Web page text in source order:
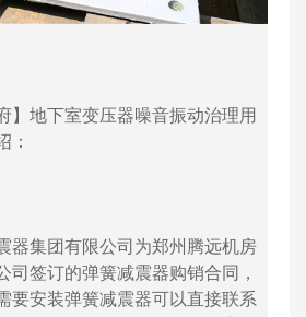
】地下室变压器噪音振动治理用
：
器集团有限公司为郑州腾远机房
司签订的弹簧减震器购销合同，
要安装弹簧减震器可以直接联系